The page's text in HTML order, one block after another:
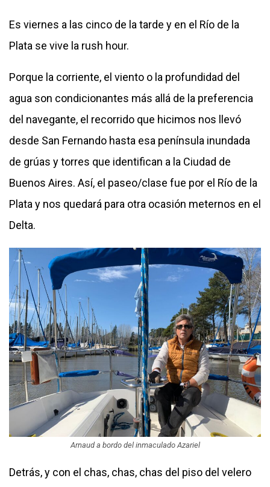
Es viernes a las cinco de la tarde y en el Río de la
Plata se vive la rush hour.
Porque la corriente, el viento o la profundidad del
agua son condicionantes más allá de la preferencia
del navegante, el recorrido que hicimos nos llevó
desde San Fernando hasta esa península inundada
de grúas y torres que identifican a la Ciudad de
Buenos Aires. Así, el paseo/clase fue por el Río de la
Plata y nos quedará para otra ocasión meternos en el
Delta.
Arnaud a bordo del inmaculado Azariel
Detrás, y con el chas, chas, chas del piso del velero